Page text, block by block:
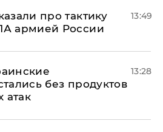
про тактику
армией России
13:49
без продуктов
атак
13:28